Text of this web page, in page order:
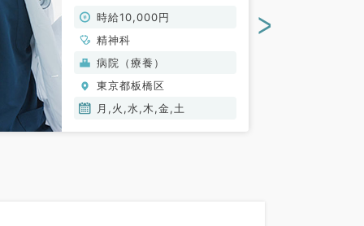
す！駅チカで通勤便利（精
神科／非常勤）
時給10,000円
精神科
病院（療養）
東京都板橋区
月,火,水,木,金,土
>